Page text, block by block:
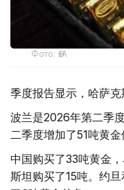
Фото: ӨзА
季度报告显示，哈萨克
波兰是2026年第二季
二季度增加了51吨黄金
中国购买了33吨黄金
斯坦购买了15吨。约